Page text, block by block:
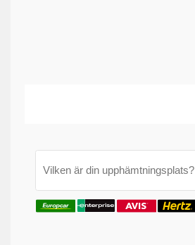
Vilken är din upphämtningsplats?